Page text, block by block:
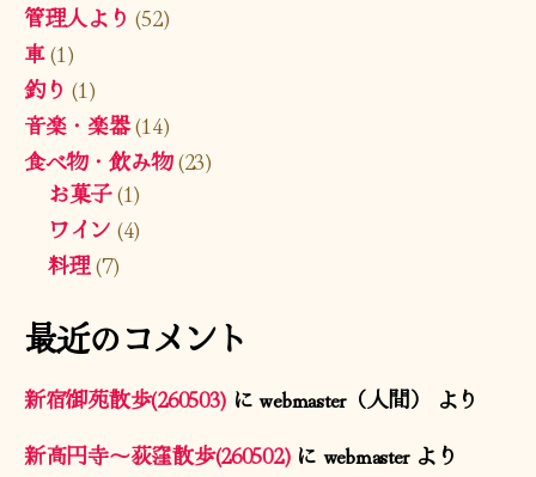
管理人より (52)
車(1)
釣り (1)
音楽・楽器(14)
食べ物・飲み物(23)
お菓子(1)
ワイン (4)
料理(7)
最近のコメント
新宿御苑散歩(260503) にwebmaster（人間）
より
新高円寺〜荻窪散歩(260502)に webmasterより